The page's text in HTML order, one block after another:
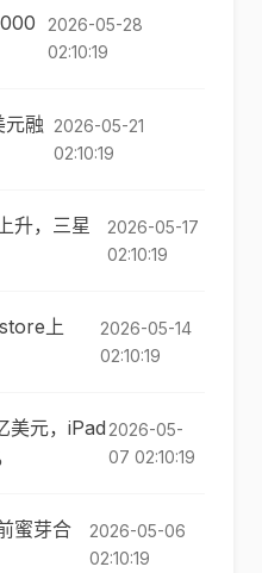
2026-05-28
02:10:19
融 2026-05-21
02:10:19
升，三星
2026-05-17
02:10:19
上
2026-05-14
02:10:19
美元，iPad 2026-05-
07 02:10:19
蜜芽合
2026-05-06
02:10:19